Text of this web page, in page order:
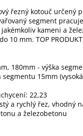
řezný kotouč určený
segment pracuje
kameni a
10 mm. TOP
180mm - výška
15mm
22,23
a rychlý řez, vhodný
a železobetonu